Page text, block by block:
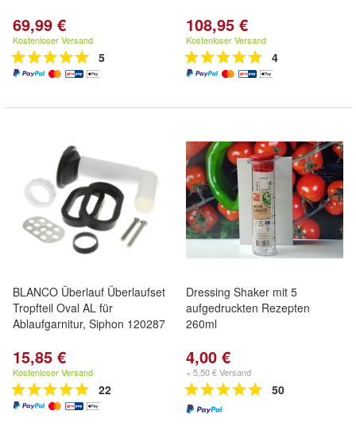
69,99 €
Kostenloser Versand
5
108,95 €
Kostenloser Versand
4
BLANCO Überlauf Überlaufset
Tropfteil Oval AL für
Ablaufgarnitur, Siphon 120287
15,85 €
Kostenloser Versand
22
Dressing Shaker mit 5
aufgedruckten Rezepten
260ml
4,00 €
+ 5,50 € Versand
50